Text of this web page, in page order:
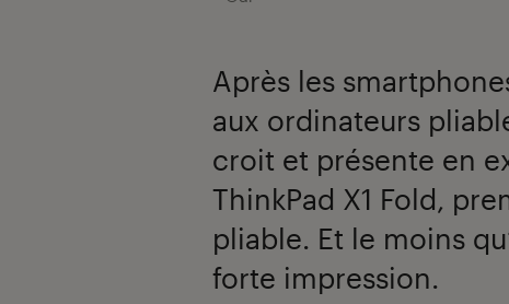
Après les
aux ordinateurs
croit et présente en
ThinkPad X1 Fold,
pliable. Et le moins
forte impression.